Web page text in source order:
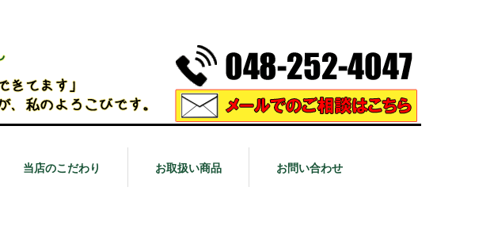
当店のこだわり お取扱い商品 お問い合わせ